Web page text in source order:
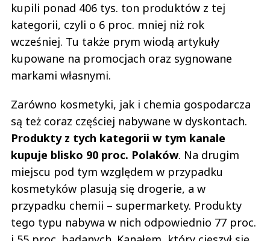
kupili ponad 406 tys. ton produktów z tej
kategorii, czyli o 6 proc. mniej niż rok
wcześniej. Tu także prym wiodą artykuły
kupowane na promocjach oraz sygnowane
markami własnymi.
Zarówno kosmetyki, jak i chemia gospodarcza
są też coraz częściej nabywane w dyskontach.
Produkty z tych kategorii w tym kanale
kupuje blisko 90 proc. Polaków. Na drugim
miejscu pod tym względem w przypadku
kosmetyków plasują się drogerie, a w
przypadku chemii – supermarkety. Produkty
tego typu nabywa w nich odpowiednio 77 proc.